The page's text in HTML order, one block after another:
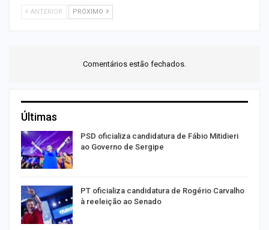
ANTERIOR PRÓXIMO
Comentários estão fechados.
Últimas
PSD oficializa candidatura de Fábio Mitidieri
ao Governo de Sergipe
PT oficializa candidatura de Rogério Carvalho
à reeleição ao Senado